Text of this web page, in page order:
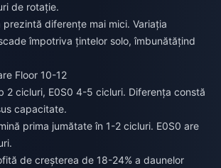
de rotație.
prezintă diferențe mai mici. Variația
împotriva țintelor solo, îmbunătățind
Floor 10-12
2 cicluri, E0S0 4-5 cicluri. Diferența constă
capacitate.
prima jumătate în 1-2 cicluri. E0S0 are
de creșterea de 18-24% a daunelor